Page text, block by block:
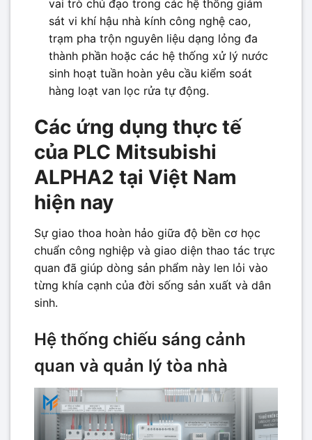
vai trò chủ đạo trong các hệ thống giám
sát vi khí hậu nhà kính công nghệ cao,
trạm pha trộn nguyên liệu dạng lỏng đa
thành phần hoặc các hệ thống xử lý nước
sinh hoạt tuần hoàn yêu cầu kiểm soát
hàng loạt van lọc rửa tự động.
Các ứng dụng thực tế
của PLC Mitsubishi
ALPHA2 tại Việt Nam
hiện nay
Sự giao thoa hoàn hảo giữa độ bền cơ học
chuẩn công nghiệp và giao diện thao tác trực
quan đã giúp dòng sản phẩm này len lỏi vào
từng khía cạnh của đời sống sản xuất và dân
sinh.
Hệ thống chiếu sáng cảnh
quan và quản lý tòa nhà